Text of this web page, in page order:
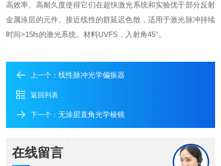
高效率、高耐久度使得它们在超快激光系统和实验优于部分反射
金属涂层的元件。接近线性的群延迟色散，适用于激光脉冲持续
时间>15fs的激光系统。材料UVFS，入射角45°。
上一个： 线性脉冲光学偏振器
返回列表
下一个： 无涂层直角光学棱镜
在线留言